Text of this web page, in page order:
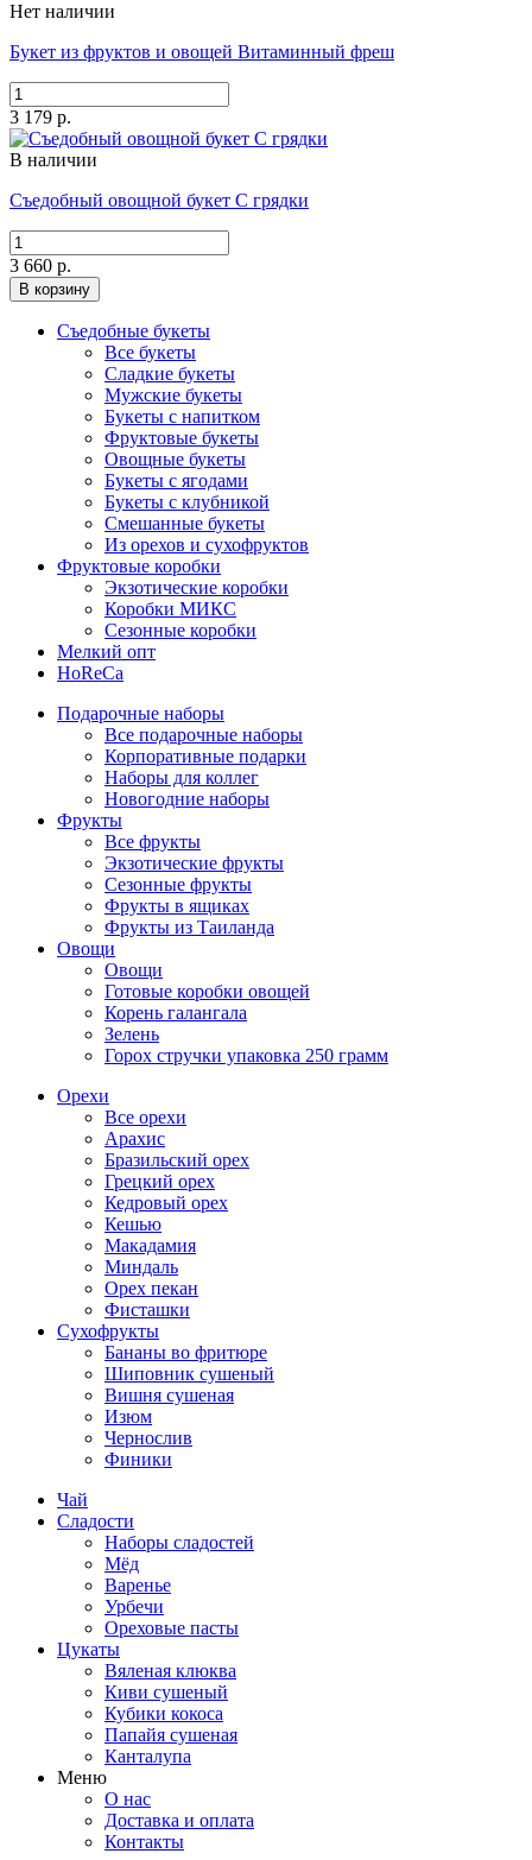
Нет наличии
Букет из фруктов и овощей Витаминный фреш
3 179 р.
В наличии
Съедобный овощной букет С грядки
3 660 р.
В корзину
Съедобные букеты
Все букеты
Сладкие букеты
Мужские букеты
Букеты с напитком
Фруктовые букеты
Овощные букеты
Букеты с ягодами
Букеты с клубникой
Смешанные букеты
Из орехов и сухофруктов
Фруктовые коробки
Экзотические коробки
Коробки МИКС
Сезонные коробки
Мелкий опт
HoReCa
Подарочные наборы
Все подарочные наборы
Корпоративные подарки
Наборы для коллег
Новогодние наборы
Фрукты
Все фрукты
Экзотические фрукты
Сезонные фрукты
Фрукты в ящиках
Фрукты из Таиланда
Овощи
Овощи
Готовые коробки овощей
Корень галангала
Зелень
Горох стручки упаковка 250 грамм
Орехи
Все орехи
Арахис
Бразильский орех
Грецкий орех
Кедровый орех
Кешью
Макадамия
Миндаль
Орех пекан
Фисташки
Сухофрукты
Бананы во фритюре
Шиповник сушеный
Вишня сушеная
Изюм
Чернослив
Финики
Чай
Сладости
Наборы сладостей
Мёд
Варенье
Урбечи
Ореховые пасты
Цукаты
Вяленая клюква
Киви сушеный
Кубики кокоса
Папайя сушеная
Канталупа
Меню
О нас
Доставка и оплата
Контакты